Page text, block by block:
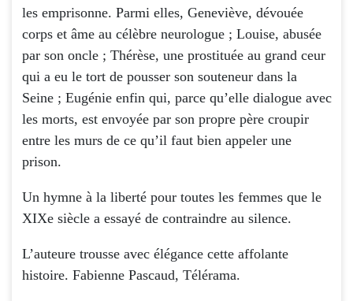
les emprisonne. Parmi elles, Geneviève, dévouée
corps et âme au célèbre neurologue ; Louise, abusée
par son oncle ; Thérèse, une prostituée au grand ceur
qui a eu le tort de pousser son souteneur dans la
Seine ; Eugénie enfin qui, parce qu’elle dialogue avec
les morts, est envoyée par son propre père croupir
entre les murs de ce qu’il faut bien appeler une
prison.
Un hymne à la liberté pour toutes les femmes que le
XIXe siècle a essayé de contraindre au silence.
L’auteure trousse avec élégance cette affolante
histoire. Fabienne Pascaud, Télérama.